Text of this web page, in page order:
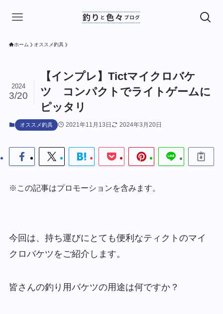
ホーム オススメ釣具
【インプレ】Tictマイクロバケ
ツ コンパクトでライトゲームに
ピッタリ
2024
3/20
オススメ釣具 2021年11月13日 2024年3月20日
※この記事はプロモーションを含みます。
今回は、持ち運びにとても便利なティクトのマイ
クロバケツをご紹介します。
皆さんの釣り用バケツの用途は何ですか？